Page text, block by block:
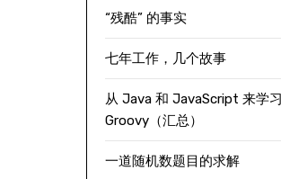
“残酷” 的事实
七年工作，几个故事
从 Java 和 JavaScript 来学
Groovy（汇总）
一道随机数题目的求解